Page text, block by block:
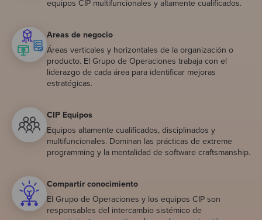
equipos CIP multifuncionales y altamente cualificados.
Areas de negocio
Áreas verticales y horizontales de la organización o
producto. El Grupo de Operaciones trabaja con el
liderazgo de cada área para identificar mejoras
estratégicas.
CIP Equipos
Equipos altamente cualificados, disciplinados y
multifuncionales. Dominan las prácticas de extreme
programming y la mentalidad de software craftsmanship.
Compartir conocimiento
El Grupo de Operaciones y los equipos CIP son
responsables del intercambio sistémico de